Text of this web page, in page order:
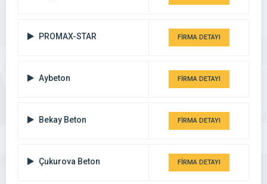
PROMAX-STAR FİRMA DETAYI
Aybeton FİRMA DETAYI
Bekay Beton FİRMA DETAYI
Çukurova Beton FİRMA DETAYI